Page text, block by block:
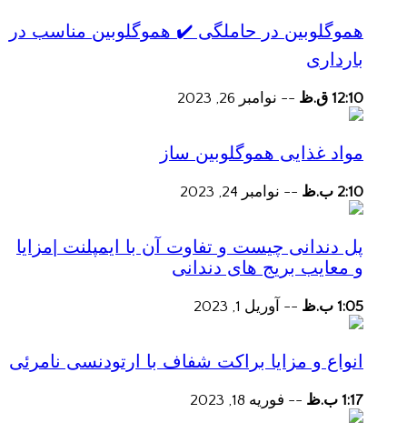
هموگلوبین در حاملگی ✔️ هموگلوبین مناسب در
بارداری
12:10 ق.ظ -- نوامبر 26, 2023
مواد غذایی هموگلوبین ساز
2:10 ب.ظ -- نوامبر 24, 2023
پل دندانی چیست و تفاوت آن با ایمپلنت |مزایا
و معایب بریج های دندانی
1:05 ب.ظ -- آوریل 1, 2023
انواع و مزایا براکت شفاف با ارتودنسی نامرئی
1:17 ب.ظ -- فوریه 18, 2023